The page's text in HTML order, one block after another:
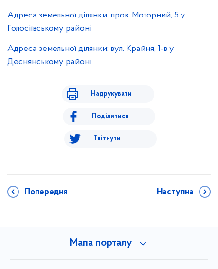
Адреса земельної ділянки: пров. Моторний, 5 у
Голосіївському районі
Адреса земельної ділянки: вул. Крайня, 1-в у
Деснянському районі
Надрукувати
Поділитися
Твітнути
Попередня Наступна
Мапа порталу